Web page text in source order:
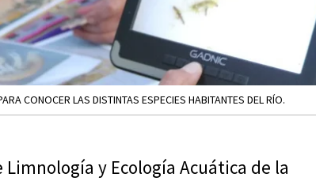
CONOCER LAS DISTINTAS ESPECIES HABITANTES DEL RÍO.
y Ecología Acuática de la